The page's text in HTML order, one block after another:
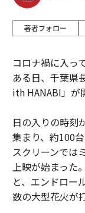
著者フォロー
コロナ禍に入っ
ある日、千葉県
ith HANABI」が
日の入りの時刻
集まり、約100
スクリーンでは
上映が始まった
と、エンドロー
数の大型花火が